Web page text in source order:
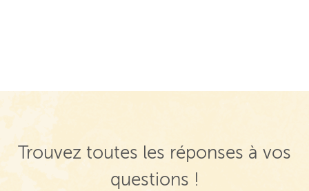
Trouvez toutes les réponses à vos
questions !